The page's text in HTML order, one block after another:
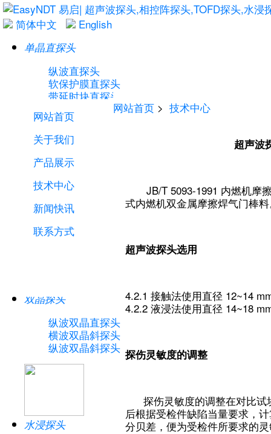
简体中文 English
单晶直探头
纵波直探头
软保护膜直探头
带延时块直探头
横波直探头
单晶斜探头
横波斜探头
双晶探头
纵波双晶直探头
横波双晶斜探头
纵波双晶斜探头
水浸探头
网站首页
关于我们
产品展示
技术中心
新闻快讯
联系方式
网站首页 > 技术中心
超声波
JB/T 5093-1991 内燃机摩擦
式内燃机双金属摩擦焊气门棒
超声波探头选用
4.2.1 接触法使用直径 12~14
4.2.2 液浸法使用直径 14~18
探伤灵敏度的调整
探伤灵敏度的调整在对比试
后根据受检件缺陷当量要求，
分贝差，便为受检件所要求的